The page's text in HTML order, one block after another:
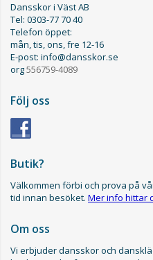
Dansskor i Väst AB
Tel: 0303-77 70 40
Telefon öppet:
mån, tis, ons, fre 12-16
E-post: info@dansskor.se
org556759-4089
Följ oss
Butik?
Välkommen förbi och prova på
tid innan besöket. Mer info hittar
Om oss
Vi erbjuder dansskor och